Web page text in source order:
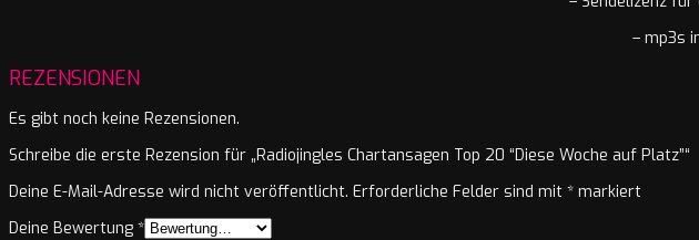
– mp3s
REZENSIONEN
Es gibt noch keine Rezensionen.
Schreibe die erste Rezension für „Radiojingles Chartansagen Top 20 “Diese Woche auf Platz”“
Deine E-Mail-Adresse wird nicht veröffentlicht. Erforderliche Felder sind mit * markiert
Deine Bewertung *